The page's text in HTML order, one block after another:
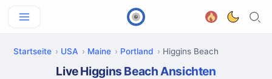
Startseite USA Maine Portland Higgins Beach
Live Higgins Beach Ansichten